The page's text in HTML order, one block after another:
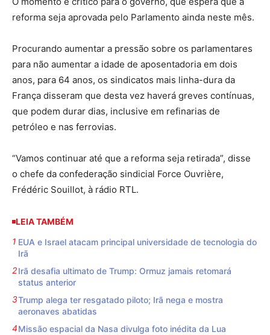
reforma seja aprovada pelo Parlamento ainda neste mês.
Procurando aumentar a pressão sobre os parlamentares
para não aumentar a idade de aposentadoria em dois
anos, para 64 anos, os sindicatos mais linha-dura da
França disseram que desta vez haverá greves contínuas,
que podem durar dias, inclusive em refinarias de
petróleo e nas ferrovias.
“Vamos continuar até que a reforma seja retirada”, disse
o chefe da confederação sindicial Force Ouvrière,
Frédéric Souillot, à rádio RTL.
LEIA TAMBÉM
EUA e Israel atacam principal universidade de tecnologia do
Irã
Irã desafia ultimato de Trump: Ormuz jamais retomará
status anterior
Trump alega ter resgatado piloto; Irã nega e mostra
aeronaves abatidas
Missão espacial da Nasa divulga foto inédita da Lua